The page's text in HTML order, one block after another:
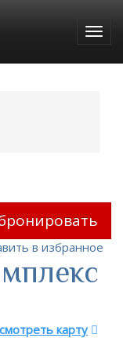
в избранное
карту